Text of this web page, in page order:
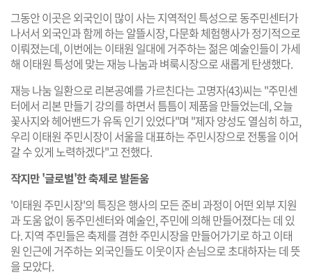
그동안 이곳은 외국인이 많이 사는 지역적인 특성으로 동주민센터가
나서서 외국인과 함께 하는 알뜰시장, 다문화 체험행사가 정기적으로
이뤄졌는데, 이번에는 이태원 일대에 거주하는 젊은 예술인들이 가세
해 이태원 특성에 맞는 재능 나눔과 벼룩시장으로 새롭게 탄생했다.
재능 나눔 일환으로 리본공예를 가르친다는 고명자(43)씨는 "주민센
터에서 리본 만들기 강의를 하면서 틈틈이 제품을 만들었는데, 오늘
꽃사지와 헤어밴드가 유독 인기 있었다"며 "제자 양성도 열심히 하고,
우리 이태원 주민시장이 서울을 대표하는 주민시장으로 전통을 이어
갈 수 있게 노력하겠다"고 전했다.
작지만 '글로벌'한 축제로 발돋움
'이태원 주민시장'의 특징은 행사의 모든 준비 과정이 어떤 외부 지원
과 도움 없이 동주민센터와 예술인, 주민에 의해 만들어졌다는 데 있
다. 지역 주민들은 축제를 겸한 주민시장을 만들어가기로 하고 이태
원 인근에 거주하는 외국인들도 이웃이자 손님으로 초대하자는 데 뜻
을 모았다.